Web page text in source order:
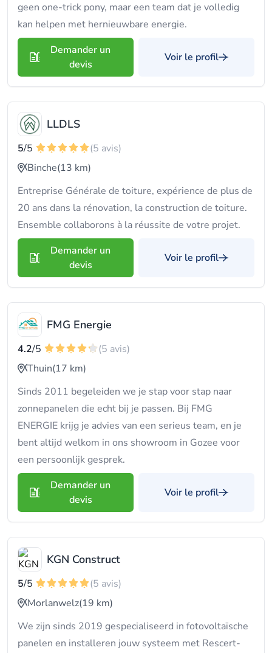
geen one-trick pony, maar een team dat je volledig
kan helpen met hernieuwbare energie.
Demander un
devis
Voir le profil
LLDLS
5/5
(5 avis)
Binche(13 km)
Entreprise Générale de toiture, expérience de plus de
20 ans dans la rénovation, la construction de toiture.
Ensemble collaborons à la réussite de votre projet.
Demander un
devis
Voir le profil
FMG Energie
4.2/5
(5 avis)
Thuin(17 km)
Sinds 2011 begeleiden we je stap voor stap naar
zonnepanelen die echt bij je passen. Bij FMG
ENERGIE krijg je advies van een serieus team, en je
bent altijd welkom in ons showroom in Gozee voor
een persoonlijk gesprek.
Demander un
devis
Voir le profil
KGN Construct
5/5
(5 avis)
Morlanwelz(19 km)
We zijn sinds 2019 gespecialiseerd in fotovoltaïsche
panelen en installeren jouw systeem met Rescert-